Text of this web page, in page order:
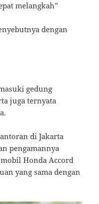
melangkah”
dengan
gedung
juga ternyata
di Jakarta
pengamannya
Honda Accord
yang sama dengan